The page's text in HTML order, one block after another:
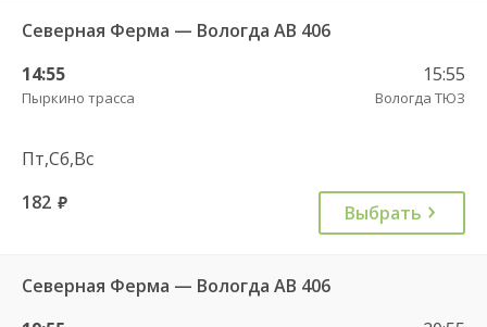
Северная Ферма — Вологда АВ 406
14:55
Пыркино трасса
15:55
Вологда ТЮЗ
Пт,Сб,Вс
182 руб. Выбрать
Северная Ферма — Вологда АВ 406